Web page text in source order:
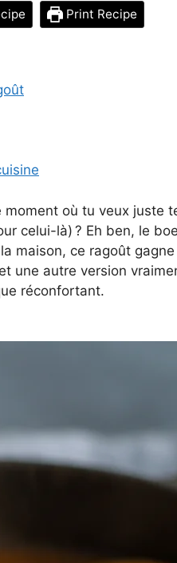
Print Recipe
où tu veux juste
celui-là) ? Eh ben, le
ce ragoût gagne
et une autre version
réconfortant.